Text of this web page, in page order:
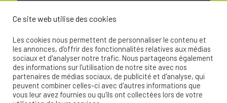
© 2020 - La Soupape Association - Création par
Ce site web utilise des cookies
Les cookies nous permettent de personnaliser le contenu et
les annonces, d'offrir des fonctionnalités relatives aux médias
sociaux et d'analyser notre trafic. Nous partageons également
des informations sur l'utilisation de notre site avec nos
partenaires de médias sociaux, de publicité et d'analyse, qui
peuvent combiner celles-ci avec d'autres informations que
vous leur avez fournies ou qu'ils ont collectées lors de votre